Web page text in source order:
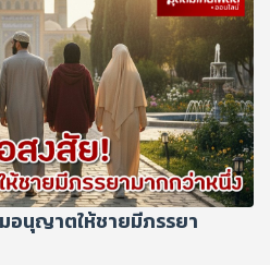
อนุญาตให้ชายมีภรรยา